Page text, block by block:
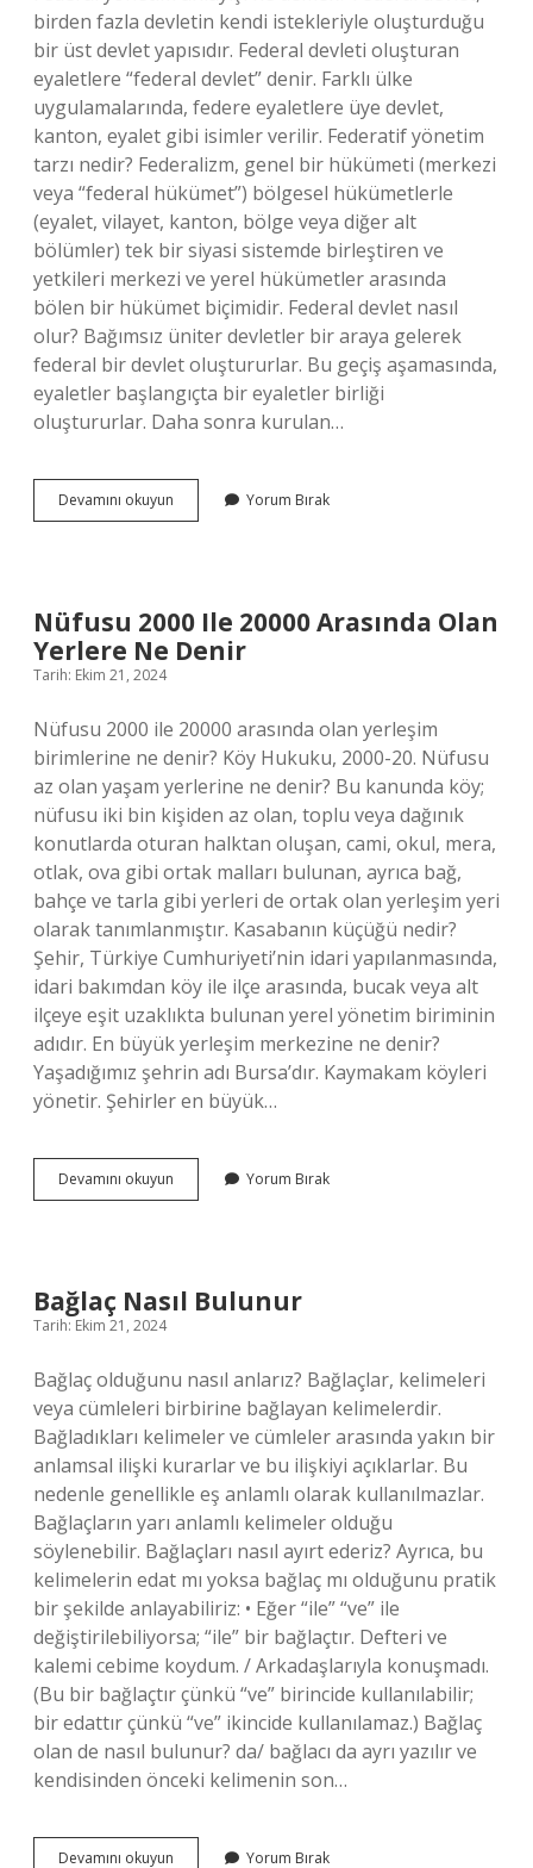
birden fazla devletin kendi istekleriyle oluşturduğu
bir üst devlet yapısıdır. Federal devleti oluşturan
eyaletlere “federal devlet” denir. Farklı ülke
uygulamalarında, federe eyaletlere üye devlet,
kanton, eyalet gibi isimler verilir. Federatif yönetim
tarzı nedir? Federalizm, genel bir hükümeti (merkezi
veya “federal hükümet”) bölgesel hükümetlerle
(eyalet, vilayet, kanton, bölge veya diğer alt
bölümler) tek bir siyasi sistemde birleştiren ve
yetkileri merkezi ve yerel hükümetler arasında
bölen bir hükümet biçimidir. Federal devlet nasıl
olur? Bağımsız üniter devletler bir araya gelerek
federal bir devlet oluştururlar. Bu geçiş aşamasında,
eyaletler başlangıçta bir eyaletler birliği
oluştururlar. Daha sonra kurulan…
Devamını okuyun
Yönetim
Yorum Bırak
Nüfusu 2000 Ile 20000 Arasında Olan
Yerlere Ne Denir
Tarih: Ekim 21, 2024
Nüfusu 2000 ile 20000 arasında olan yerleşim
birimlerine ne denir? Köy Hukuku, 2000-20. Nüfusu
az olan yaşam yerlerine ne denir? Bu kanunda köy;
nüfusu iki bin kişiden az olan, toplu veya dağınık
konutlarda oturan halktan oluşan, cami, okul, mera,
otlak, ova gibi ortak malları bulunan, ayrıca bağ,
bahçe ve tarla gibi yerleri de ortak olan yerleşim yeri
olarak tanımlanmıştır. Kasabanın küçüğü nedir?
Şehir, Türkiye Cumhuriyeti’nin idari yapılanmasında,
idari bakımdan köy ile ilçe arasında, bucak veya alt
ilçeye eşit uzaklıkta bulunan yerel yönetim biriminin
adıdır. En büyük yerleşim merkezine ne denir?
Yaşadığımız şehrin adı Bursa’dır. Kaymakam köyleri
yönetir. Şehirler en büyük…
Devamını okuyun
2000
Yerlere
Yorum Bırak
Bağlaç Nasıl Bulunur
Tarih: Ekim 21, 2024
Bağlaç olduğunu nasıl anlarız? Bağlaçlar, kelimeleri
veya cümleleri birbirine bağlayan kelimelerdir.
Bağladıkları kelimeler ve cümleler arasında yakın bir
anlamsal ilişki kurarlar ve bu ilişkiyi açıklarlar. Bu
nedenle genellikle eş anlamlı olarak kullanılmazlar.
Bağlaçların yarı anlamlı kelimeler olduğu
söylenebilir. Bağlaçları nasıl ayırt ederiz? Ayrıca, bu
kelimelerin edat mı yoksa bağlaç mı olduğunu pratik
bir şekilde anlayabiliriz: • Eğer “ile” “ve” ile
değiştirilebiliyorsa; “ile” bir bağlaçtır. Defteri ve
kalemi cebime koydum. / Arkadaşlarıyla konuşmadı.
(Bu bir bağlaçtır çünkü “ve” birincide kullanılabilir;
bir edattır çünkü “ve” ikincide kullanılamaz.) Bağlaç
olan de nasıl bulunur? da/ bağlacı da ayrı yazılır ve
kendisinden önceki kelimenin son…
Devamını okuyun Yorum Bırak